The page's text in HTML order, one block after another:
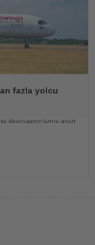
fazla yolcu
destinasyonlarına artan